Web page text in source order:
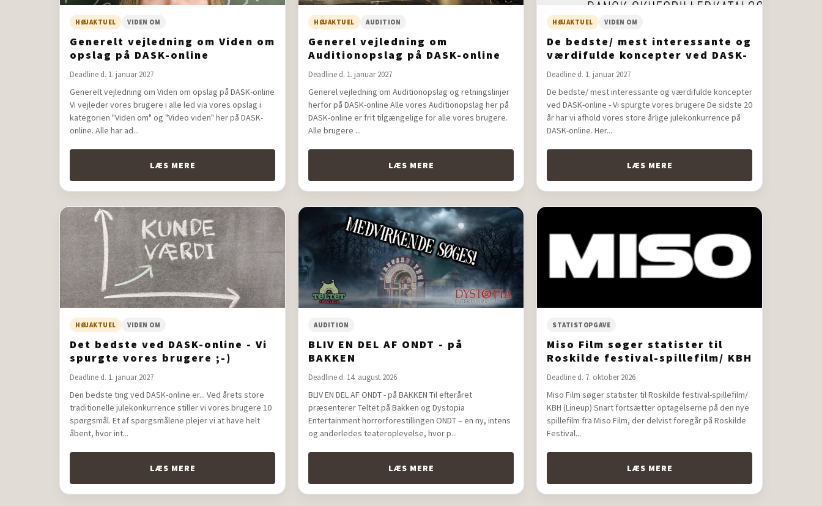
HØJAKTUEL VIDEN OM
Generelt vejledning om Viden om
opslag på DASK-online
Deadline d. 1. januar 2027
Generelt vejledning om Viden om opslag på DASK-online
Vi vejleder vores brugere i alle led via vores opslag i
kategorien "Viden om" og "Video viden" her på DASK-
online. Alle har ad...
LÆS MERE
HØJAKTUEL AUDITION
Generel vejledning om
Auditionopslag på DASK-online
Deadline d. 1. januar 2027
Generel vejledning om Auditionopslag og retningslinjer
herfor på DASK-online Alle vores Auditionopslag her på
DASK-online er frit tilgængelige for alle vores brugere.
Alle brugere ...
LÆS MERE
HØJAKTUEL VIDEN OM
De bedste/ mest interessante og
værdifulde koncepter ved DASK-
online - Vi spurgte vores
brugere
Deadline d. 1. januar 2027
De bedste/ mest interessante og værdifulde koncepter
ved DASK-online - Vi spurgte vores brugere De sidste 20
år har vi afhold vores store årlige julekonkurrence på
DASK-online. Her...
LÆS MERE
HØJAKTUEL VIDEN OM
Det bedste ved DASK-online - Vi
spurgte vores brugere ;-)
Deadline d. 1. januar 2027
Den bedste ting ved DASK-online er... Ved årets store
traditionelle julekonkurrence stiller vi vores brugere 10
spørgsmål. Et af spørgsmålene plejer vi at have helt
åbent, hvor int...
LÆS MERE
AUDITION
BLIV EN DEL AF ONDT - på
BAKKEN
Deadline d. 14. august 2026
BLIV EN DEL AF ONDT - på BAKKEN Til efteråret
præsenterer Teltet på Bakken og Dystopia
Entertainment horrorforestillingen ONDT – en ny, intens
og anderledes teateroplevelse, hvor p...
LÆS MERE
STATISTOPGAVE
Miso Film søger statister til
Roskilde festival-spillefilm/ KBH
(Lineup)
Deadline d. 7. oktober 2026
Miso Film søger statister til Roskilde festival-spillefilm/
KBH (Lineup) Snart fortsætter optagelserne på den nye
spillefilm fra Miso Film, der delvist foregår på Roskilde
Festival...
LÆS MERE